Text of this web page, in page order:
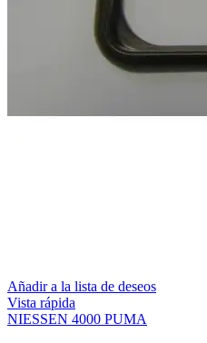
Añadir a la lista de deseos
Vista rápida
NIESSEN 4000 PUMA